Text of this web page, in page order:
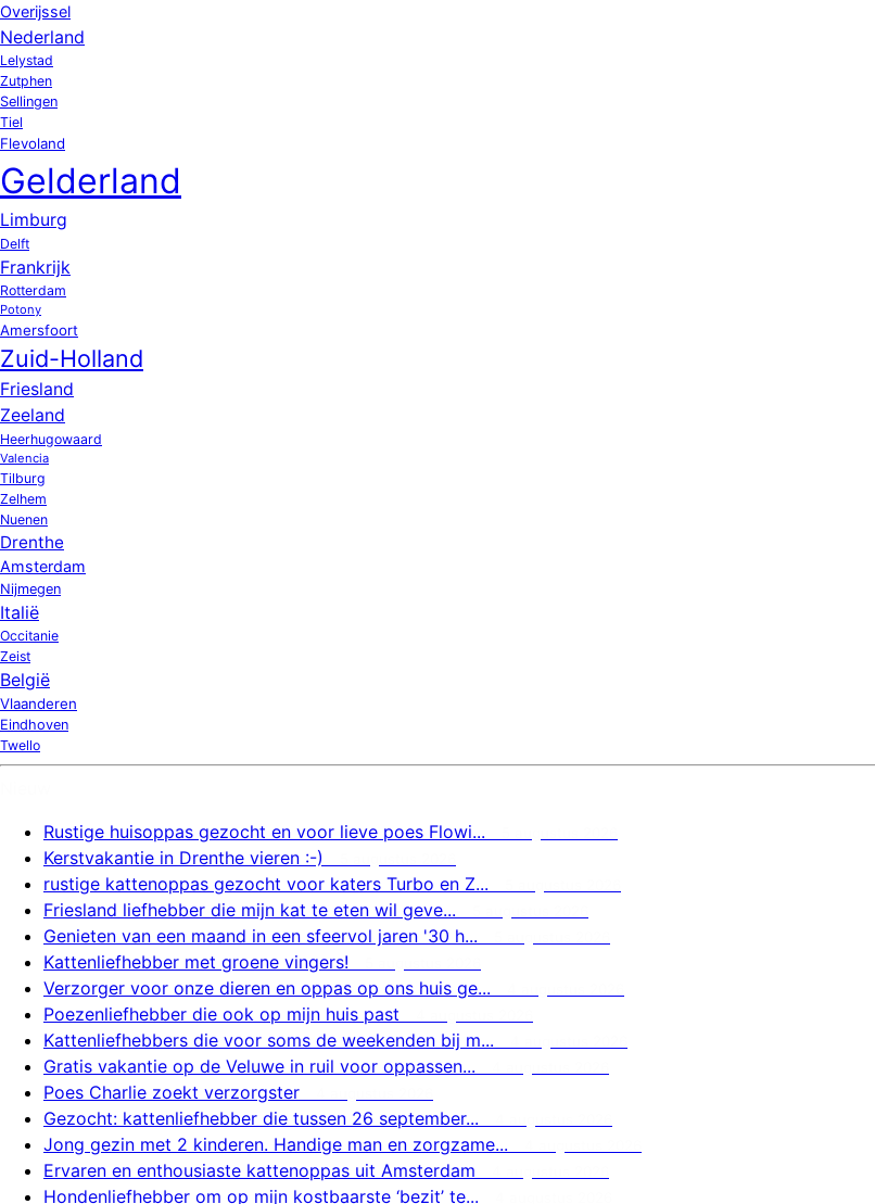
Overijssel
Nederland
Lelystad
Zutphen
Sellingen
Tiel
Flevoland
Gelderland
Limburg
Delft
Frankrijk
Rotterdam
Potony
Amersfoort
Zuid-Holland
Friesland
Zeeland
Heerhugowaard
Valencia
Tilburg
Zelhem
Nuenen
Drenthe
Amsterdam
Nijmegen
Italië
Occitanie
Zeist
België
Vlaanderen
Eindhoven
Twello
Rustige huisoppas gezocht en voor lieve poes Flowi...
Kerstvakantie in Drenthe vieren :-)
rustige kattenoppas gezocht voor katers Turbo en Z...
Friesland liefhebber die mijn kat te eten wil geve...
Genieten van een maand in een sfeervol jaren '30 h...
Kattenliefhebber met groene vingers!
Verzorger voor onze dieren en oppas op ons huis ge...
Poezenliefhebber die ook op mijn huis past
Kattenliefhebbers die voor soms de weekenden bij m...
Gratis vakantie op de Veluwe in ruil voor oppassen...
Poes Charlie zoekt verzorgster
Gezocht: kattenliefhebber die tussen 26 september...
Jong gezin met 2 kinderen. Handige man en zorgzame...
Ervaren en enthousiaste kattenoppas uit Amsterdam
Hondenliefhebber om op mijn kostbaarste ‘bezit’ te...